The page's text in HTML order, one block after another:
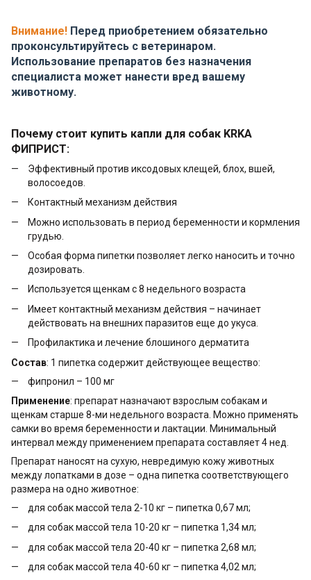
Внимание! Перед приобретением обязательно
проконсультируйтесь с ветеринаром.
Использование препаратов без назначения
специалиста может нанести вред вашему
животному.
Почему стоит купить капли для собак KRKA
ФИПРИСТ:
Эффективный против иксодовых клещей, блох, вшей,
волосоедов.
Контактный механизм действия
Можно использовать в период беременности и кормления
грудью.
Особая форма пипетки позволяет легко наносить и точно
дозировать.
Используется щенкам с 8 недельного возраста
Имеет контактный механизм действия – начинает
действовать на внешних паразитов еще до укуса.
Профилактика и лечение блошиного дерматита
Состав: 1 пипетка содержит действующее вещество:
фипронил – 100 мг
Применение: препарат назначают взрослым собакам и
щенкам старше 8-ми недельного возраста. Можно применять
самки во время беременности и лактации. Минимальный
интервал между применением препарата составляет 4 нед.
Препарат наносят на сухую, невредимую кожу животных
между лопатками в дозе – одна пипетка соответствующего
размера на одно животное:
для собак массой тела 2-10 кг – пипетка 0,67 мл;
для собак массой тела 10-20 кг – пипетка 1,34 мл;
для собак массой тела 20-40 кг – пипетка 2,68 мл;
для собак массой тела 40-60 кг – пипетка 4,02 мл;